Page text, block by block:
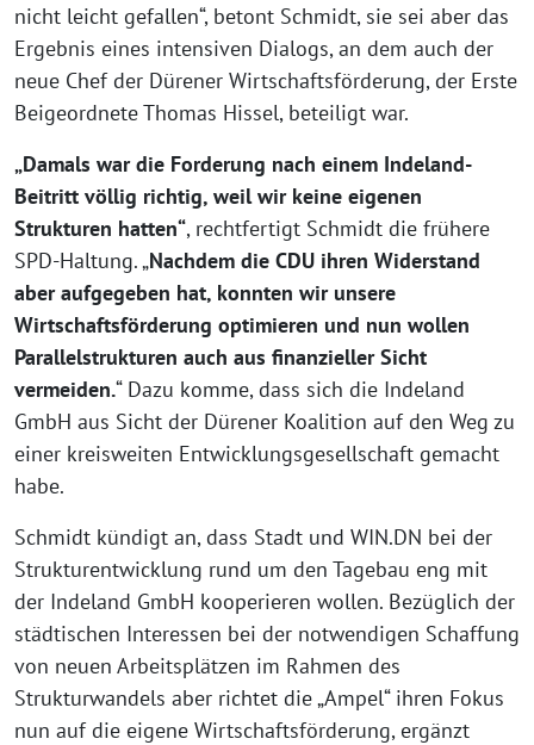
nicht leicht gefallen“, betont Schmidt, sie sei aber das
Ergebnis eines intensiven Dialogs, an dem auch der
neue Chef der Dürener Wirtschaftsförderung, der Erste
Beigeordnete Thomas Hissel, beteiligt war.
„Damals war die Forderung nach einem Indeland-
Beitritt völlig richtig, weil wir keine eigenen
Strukturen hatten“, rechtfertigt Schmidt die frühere
SPD-Haltung. „Nachdem die CDU ihren Widerstand
aber aufgegeben hat, konnten wir unsere
Wirtschaftsförderung optimieren und nun wollen
Parallelstrukturen auch aus finanzieller Sicht
vermeiden.“ Dazu komme, dass sich die Indeland
GmbH aus Sicht der Dürener Koalition auf den Weg zu
einer kreisweiten Entwicklungsgesellschaft gemacht
habe.
Schmidt kündigt an, dass Stadt und WIN.DN bei der
Strukturentwicklung rund um den Tagebau eng mit
der Indeland GmbH kooperieren wollen. Bezüglich der
städtischen Interessen bei der notwendigen Schaffung
von neuen Arbeitsplätzen im Rahmen des
Strukturwandels aber richtet die „Ampel“ ihren Fokus
nun auf die eigene Wirtschaftsförderung, ergänzt